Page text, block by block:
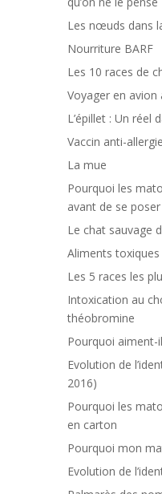
Les nœuds dans
Nourriture BARF
Les 10 races de
Voyager en
L’épillet : Un réel
Vaccin anti-
La mue
Pourquoi les
avant de se poser
Le chat sauvage
Aliments toxiques
Les 5 races les
Intoxication au
théobromine
Pourquoi aiment-
Evolution de
2016)
Pourquoi les
en carton
Pourquoi mon
Evolution de